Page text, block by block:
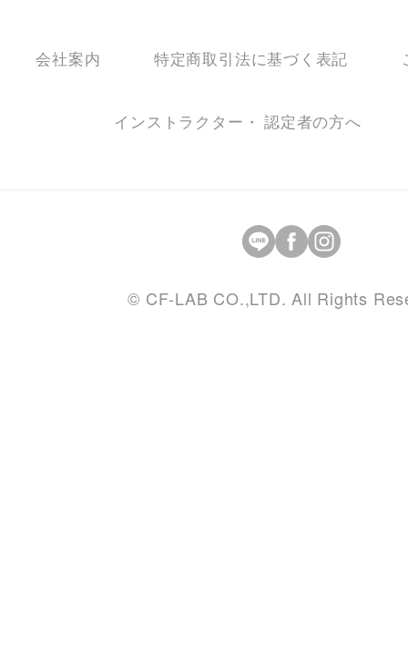
会社案内 特定商取引法に基づく表記
インストラクター・ 認定者の方へ
© CF-LAB CO.,LTD. All Rights